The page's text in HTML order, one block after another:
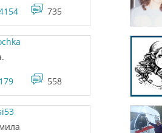
735
179 558